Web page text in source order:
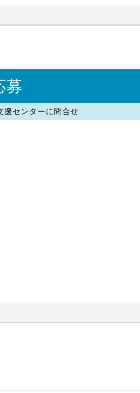
募
援センターに問合せ